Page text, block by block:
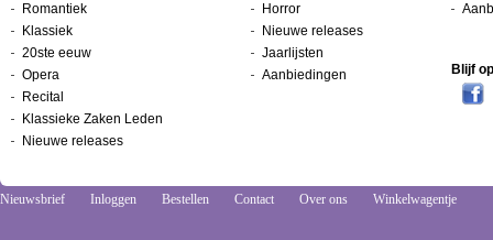
Romantiek
Klassiek
20ste eeuw
Opera
Recital
Klassieke Zaken Leden
Nieuwe releases
Horror
Nieuwe releases
Jaarlijsten
Aanbiedingen
Blijf
Nieuwsbrief Inloggen Bestellen Contact Over ons Winkelwagentje